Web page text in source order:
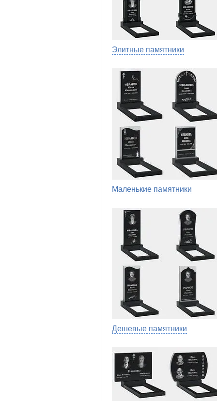
Элитные памятники
Маленькие памятники
Дешевые памятники